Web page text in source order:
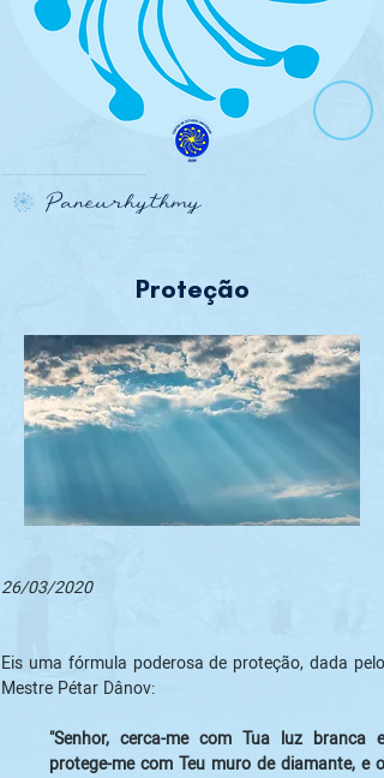
Paneurhythmy
Proteção
26/03/2020
Eis uma fórmula poderosa de proteção, dada pelo
"Senhor, cerca-me com Tua luz branca e
protege-me com Teu muro de diamante, e o